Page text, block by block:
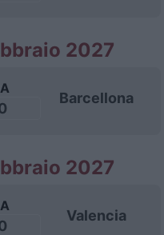
2027
Barcellona
2027
Valencia